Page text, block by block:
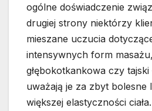
ogólne doświadczenie
drugiej strony niektórzy
mieszane uczucia
intensywnych form
głębokotkankowa czy
uważają je za zbyt bolesne
większej elastyczności